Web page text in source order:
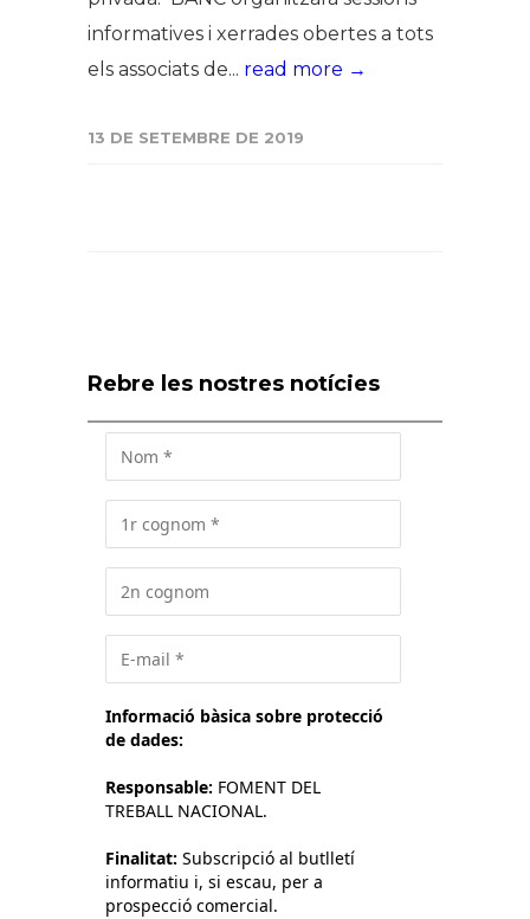
informatives i xerrades obertes a tots
els associats de... read more →
13 DE SETEMBRE DE 2019
Rebre les nostres notícies
Informació bàsica sobre protecció
de dades:
Responsable: FOMENT DEL
TREBALL NACIONAL.
Finalitat: Subscripció al butlletí
informatiu i, si escau, per a
prospecció comercial.